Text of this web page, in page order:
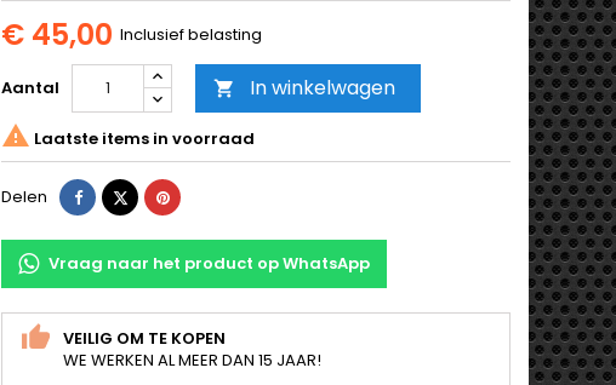
€ 45,00 Inclusief belasting
Aantal  In winkelwagen
 Laatste items in voorraad
Delen DelenTweetPinterest
Vraag naar het product op WhatsApp
VEILIG OM TE KOPEN
WE WERKEN AL MEER DAN 15 JAAR!